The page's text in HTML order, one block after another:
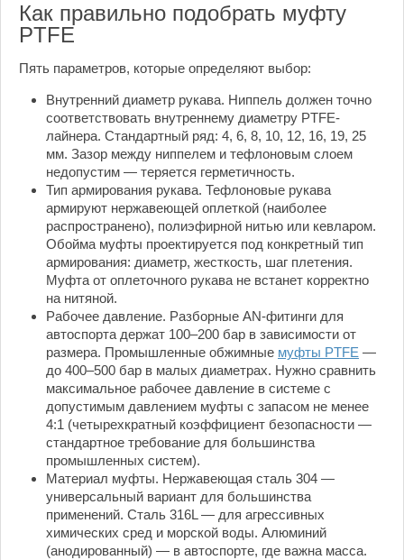
Как правильно подобрать муфту
PTFE
Пять параметров, которые определяют выбор:
Внутренний диаметр рукава. Ниппель должен точно
соответствовать внутреннему диаметру PTFE-
лайнера. Стандартный ряд: 4, 6, 8, 10, 12, 16, 19, 25
мм. Зазор между ниппелем и тефлоновым слоем
недопустим — теряется герметичность.
Тип армирования рукава. Тефлоновые рукава
армируют нержавеющей оплеткой (наиболее
распространено), полиэфирной нитью или кевларом.
Обойма муфты проектируется под конкретный тип
армирования: диаметр, жесткость, шаг плетения.
Муфта от оплеточного рукава не встанет корректно
на нитяной.
Рабочее давление. Разборные AN-фитинги для
автоспорта держат 100–200 бар в зависимости от
размера. Промышленные обжимные муфты PTFE —
до 400–500 бар в малых диаметрах. Нужно сравнить
максимальное рабочее давление в системе с
допустимым давлением муфты с запасом не менее
4:1 (четырехкратный коэффициент безопасности —
стандартное требование для большинства
промышленных систем).
Материал муфты. Нержавеющая сталь 304 —
универсальный вариант для большинства
применений. Сталь 316L — для агрессивных
химических сред и морской воды. Алюминий
(анодированный) — в автоспорте, где важна масса.